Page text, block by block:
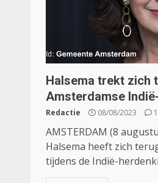
Halsema trekt zich
Amsterdamse
Redactie 08/08/2023
AMSTERDAM (8
Halsema heeft zich
tijdens de Indië-